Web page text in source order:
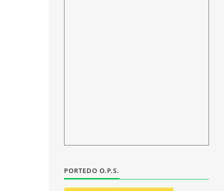
PORTEDO O.P.S.